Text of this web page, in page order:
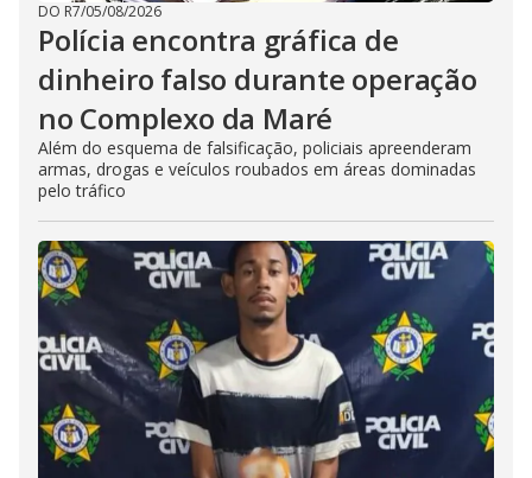
DO R7/05/08/2026
Polícia encontra gráfica de
dinheiro falso durante operação
no Complexo da Maré
Além do esquema de falsificação, policiais apreenderam
armas, drogas e veículos roubados em áreas dominadas
pelo tráfico